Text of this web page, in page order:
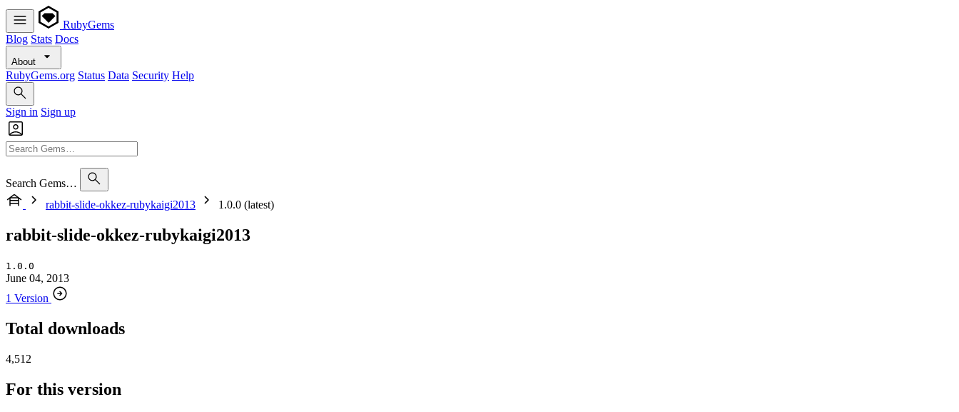
RubyGems
Blog Stats Docs
About
RubyGems.org Status Data Security Help
Sign in Sign up
Search Gems…
rabbit-slide-okkez-rubykaigi2013
1.0.0 (latest)
rabbit-slide-okkez-rubykaigi2013
1.0.0
June 04, 2013
1 Version
Total downloads
4,512
For this version